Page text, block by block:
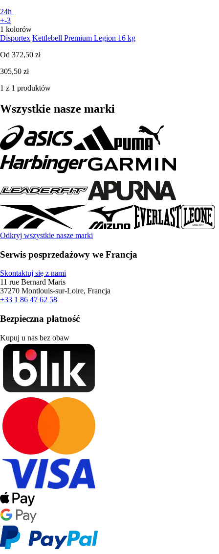
24h
+-3
1 kolorów
Disportex Kettlebell Premium Legion 16 kg
Od 372,50 zł
305,50 zł
1 z 1 produktów
Wszystkie nasze marki
Odkryj wszystkie nasze marki
Serwis posprzedażowy we Francja
Skontaktuj się z nami
11 rue Bernard Maris
37270 Montlouis-sur-Loire, Francja
+33 1 86 47 62 58
Bezpieczna płatność
Kupuj u nas bez obaw